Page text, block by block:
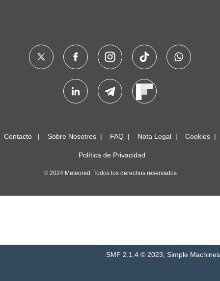
Contacto Sobre Nosotros FAQ Nota Legal Cookies
Política de Privacidad
© 2024 Meteored. Todos los derechos reservados
SMF 2.1.4 © 2023 Simple Machines